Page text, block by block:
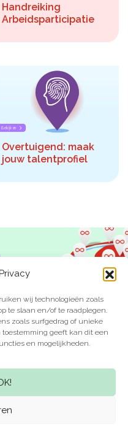
wij technologieën zoals
te slaan en/of te raadplegen.
zoals surfgedrag of unieke
toestemming geeft kan dit een
en mogelijkheden.
Handreiking
Arbeidsparticipatie
Bekijken
Overtuigend: maak
jouw talentprofiel